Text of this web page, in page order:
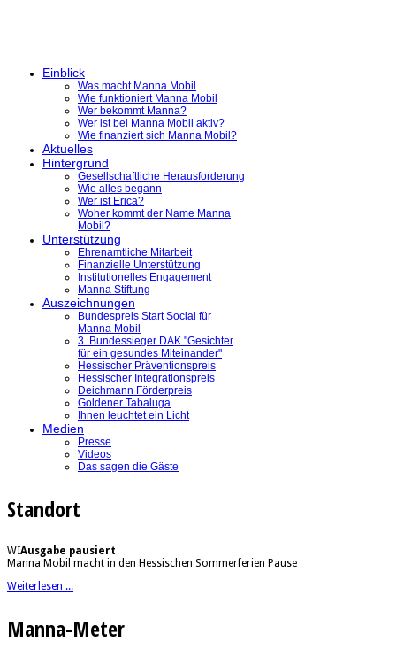
Einblick
Was macht Manna Mobil
Wie funktioniert Manna Mobil
Wer bekommt Manna?
Wer ist bei Manna Mobil aktiv?
Wie finanziert sich Manna Mobil?
Aktuelles
Hintergrund
Gesellschaftliche Herausforderung
Wie alles begann
Wer ist Erica?
Woher kommt der Name Manna
Mobil?
Unterstützung
Ehrenamtliche Mitarbeit
Finanzielle Unterstützung
Institutionelles Engagement
Manna Stiftung
Auszeichnungen
Bundespreis Start Social für
Manna Mobil
3. Bundessieger DAK "Gesichter
für ein gesundes Miteinander"
Hessischer Präventionspreis
Hessischer Integrationspreis
Deichmann Förderpreis
Goldener Tabaluga
Ihnen leuchtet ein Licht
Medien
Presse
Videos
Das sagen die Gäste
Standort
WIAusgabe pausiert
Manna Mobil macht in den Hessischen Sommerferien Pause
Weiterlesen ...
Manna-Meter